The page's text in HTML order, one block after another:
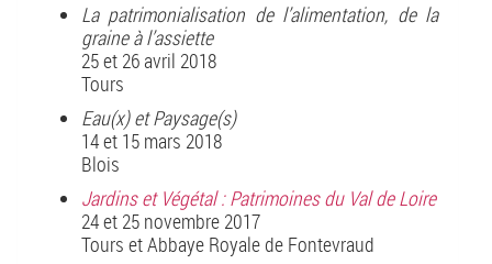
La patrimonialisation de l’alimentation, de la
graine à l’assiette
25 et 26 avril 2018
Tours
Eau(x) et Paysage(s)
14 et 15 mars 2018
Blois
Jardins et Végétal : Patrimoines du Val de Loire
24 et 25 novembre 2017
Tours et Abbaye Royale de Fontevraud